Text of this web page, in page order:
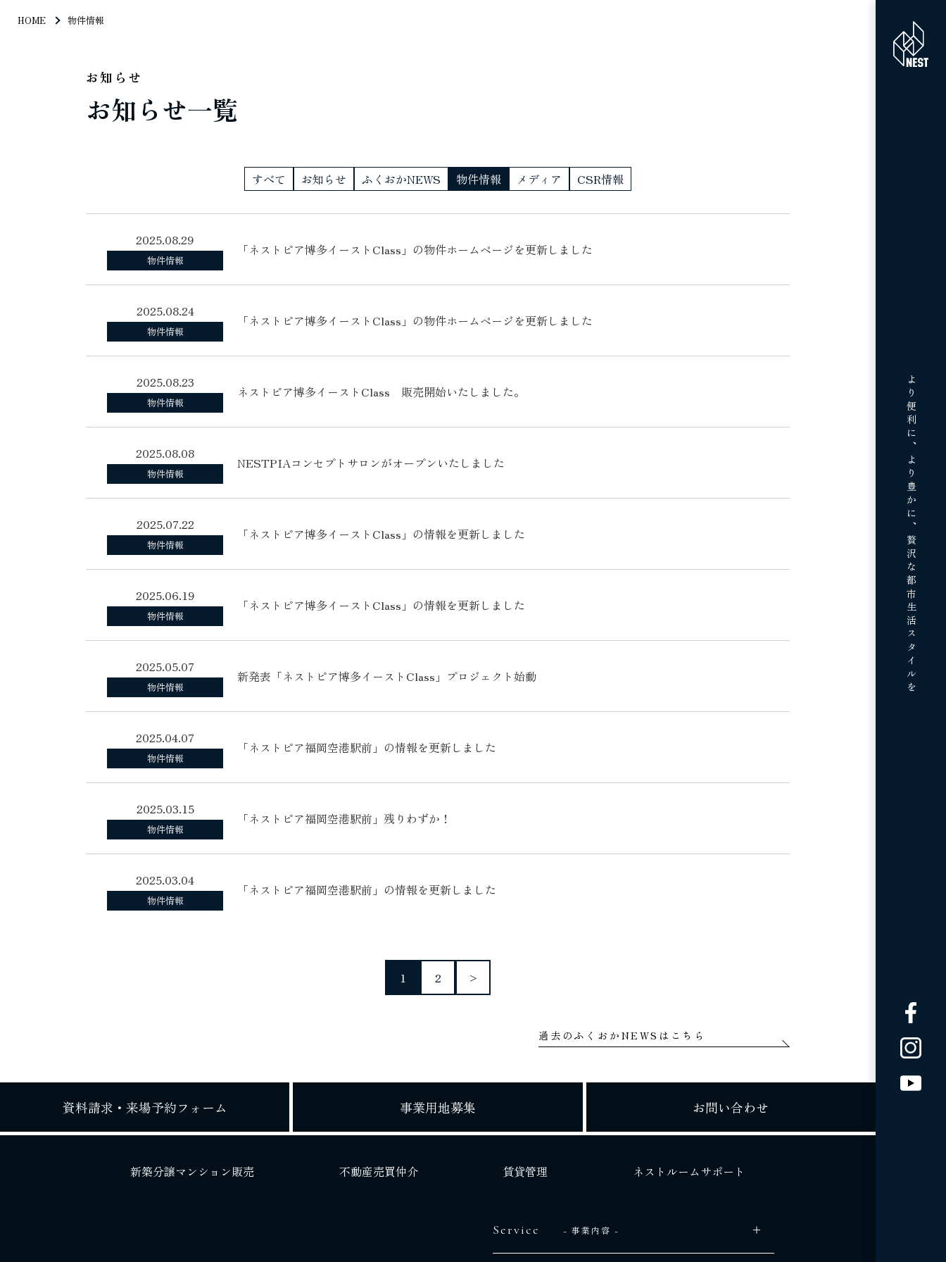
より便利に、より豊かに、
贅沢な都市生活スタイルを
HOME 物件情報
お知らせ
お知らせ一覧
すべて お知らせ ふくおかNEWS 物件情報 メディア CSR情報
2025.08.29
物件情報
「ネストピア博多イーストClass」の物件ホームページを更新しました
2025.08.24
物件情報
「ネストピア博多イーストClass」の物件ホームページを更新しました
2025.08.23
物件情報
ネストピア博多イーストClass 販売開始いたしました。
2025.08.08
物件情報
NESTPIAコンセプトサロンがオープンいたしました
2025.07.22
物件情報
「ネストピア博多イーストClass」の情報を更新しました
2025.06.19
物件情報
「ネストピア博多イーストClass」の情報を更新しました
2025.05.07
物件情報
新発表「ネストピア博多イーストClass」プロジェクト始動
2025.04.07
物件情報
「ネストピア福岡空港駅前」の情報を更新しました
2025.03.15
物件情報
「ネストピア福岡空港駅前」残りわずか！
2025.03.04
物件情報
「ネストピア福岡空港駅前」の情報を更新しました
1 2 >
過去のふくおかNEWSはこちら
資料請求・ 来場予約フォーム 事業用地募集 お問い合わせ
新築分譲マンション販売 不動産売買仲介 賃貸管理 ネストルームサポート
Service - 事業内容 -